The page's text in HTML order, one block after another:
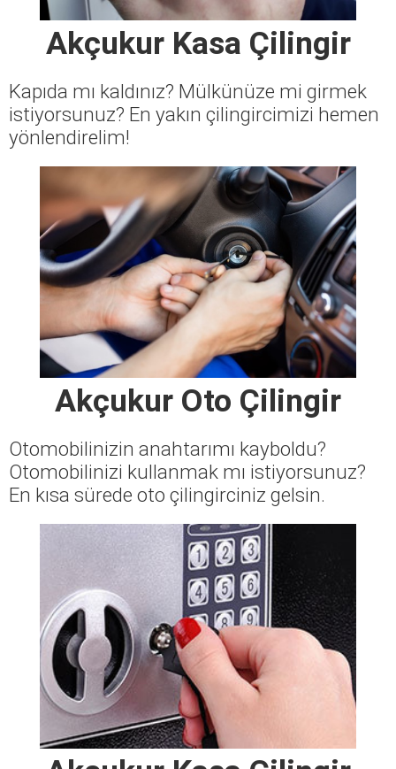
Akçukur Kasa Çilingir
Kapıda mı kaldınız? Mülkünüze mi girmek
istiyorsunuz? En yakın çilingircimizi hemen
yönlendirelim!
Akçukur Oto Çilingir
Otomobilinizin anahtarımı kayboldu?
Otomobilinizi kullanmak mı istiyorsunuz?
En kısa sürede oto çilingirciniz gelsin.